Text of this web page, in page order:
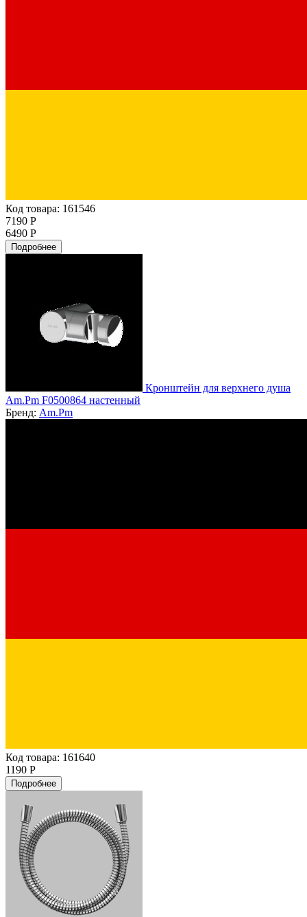
Код товара: 161546
7190 Р
6490 Р
Подробнее
Кронштейн для верхнего душа
Am.Pm F0500864 настенный
Бренд: Am.Pm
Код товара: 161640
1190 Р
Подробнее